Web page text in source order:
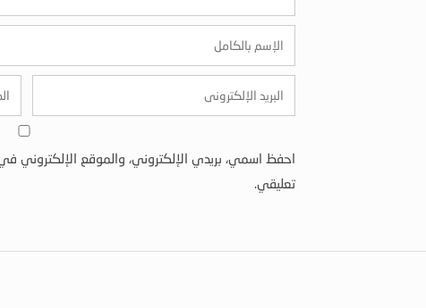
احفظ اسمي، بريدي الإلكتروني، والموقع الإلكتروني
تعليقي.